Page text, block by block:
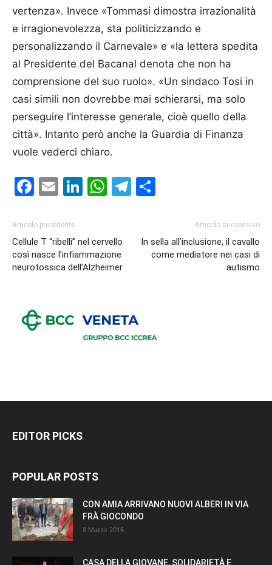
vertenza». Invece «Tommasi dimostra irrazionalità
e irragionevolezza, sta politicizzando e
personalizzando il Carnevale» e «la lettera spedita
al Presidente del Bacanal denota che non ha
comprensione del suo ruolo». «Un sindaco Tosi in
casi simili non dovrebbe mai schierarsi, ma solo
perseguire l’interesse generale, cioè quello della
città». Intanto però anche la Guardia di Finanza
vuole vederci chiaro.
Facebook
EmailLinkedIn
WhatsApp
Telegram
Articolo precedente
Cellule T “ribelli” nel cervello
così nasce l’infiammazione
neurotossica dell’Alzheimer
Articolo successivo
In sella all’inclusione, il cavallo
come mediatore nei casi di
autismo
EDITOR PICKS
POPULAR POSTS
CON AMIA ARRIVANO NUOVI ALBERI IN VIA
FRÀ GIOCONDO
8 Marzo 2016
CASA DELLA GIOVANE, SOLIDARIETÀ E